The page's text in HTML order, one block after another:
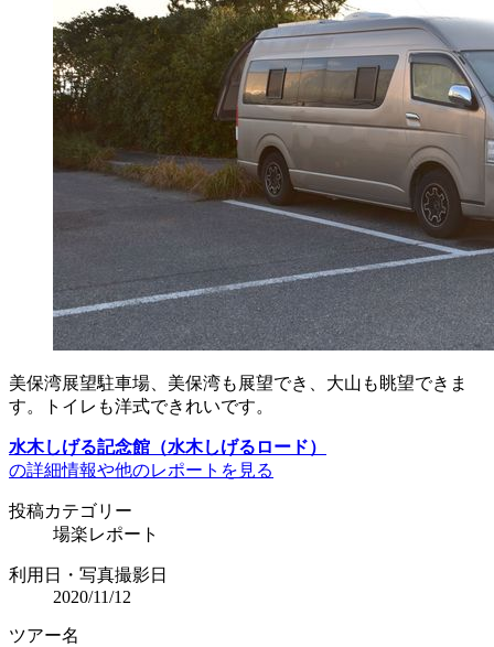
美保湾展望駐車場、美保湾も展望でき、大山も眺望できま
す。トイレも洋式できれいです。
水木しげる記念館（水木しげるロード）
の詳細情報や他のレポートを見る
投稿カテゴリー
場楽レポート
利用日・写真撮影日
2020/11/12
ツアー名